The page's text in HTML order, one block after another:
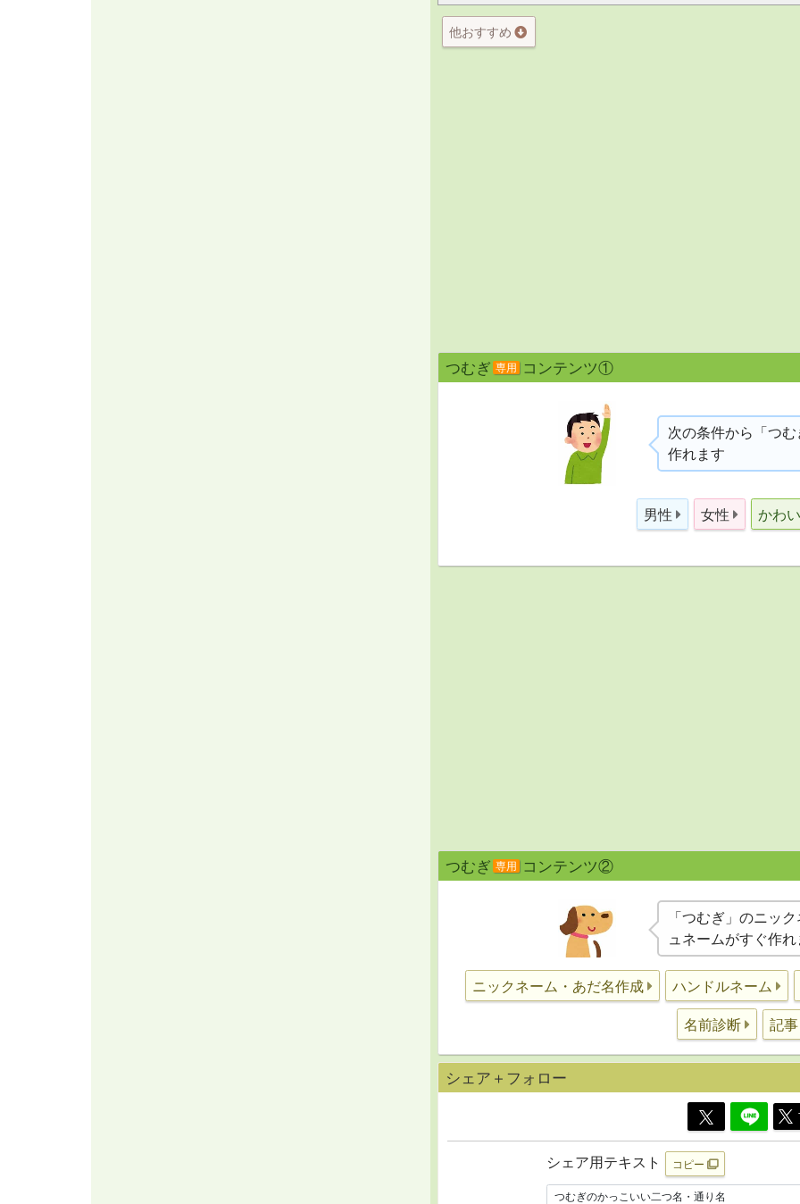
他おすすめ
つむぎ 専用 コンテンツ①
次の条件から「つ
作れます
男性 女性 かわ
つむぎ 専用 コンテンツ②
「つむぎ」のニッ
ュネームがすぐ作れ
ニックネーム・あだ名作成 ハンドルネーム
名前診断 記
シェア＋フォロー
シェア用テキスト コピー